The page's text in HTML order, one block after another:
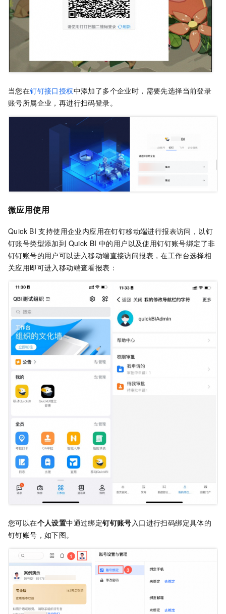
当您在钉钉接口授权中添加了多个企业时，需要先选择当前登录
账号所属企业，再进行扫码登录。
微应用使用
Quick BI 支持使用企业内应用在钉钉移动端进行报表访问，以钉
钉账号类型添加到 Quick BI 中的用户以及使用钉钉账号绑定了非
钉钉账号的用户可以进入移动端直接访问报表，在工作台选择相
关应用即可进入移动端查看报表：
您可以在个人设置中通过绑定钉钉账号入口进行扫码绑定具体的
钉钉账号，如下图。